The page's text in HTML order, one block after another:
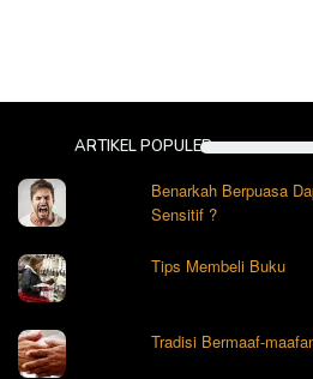
ARTIKEL POPULER
Benarkah Berpuasa
Sensitif ?
Tips Membeli Buku
Tradisi Bermaaf-